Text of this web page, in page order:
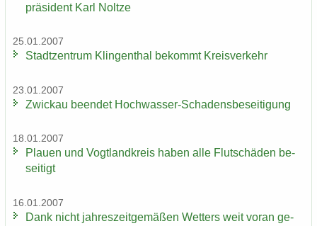
prä­si­dent Karl Nolt­ze
25.01.2007
Stadt­zen­trum Klin­gen­thal be­kommt Kreis­ver­kehr
23.01.2007
Zwi­ckau be­en­det Hochwasser-​Schadensbeseitigung
18.01.2007
Plau­en und Vogt­land­kreis haben alle Flut­schä­den be­
sei­tigt
16.01.2007
Dank nicht jah­res­zeit­ge­mä­ßen Wet­ters weit voran ge­